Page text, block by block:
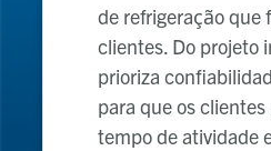
de refrigeração que
clientes. Do projeto
prioriza
para que os
tempo de atividade